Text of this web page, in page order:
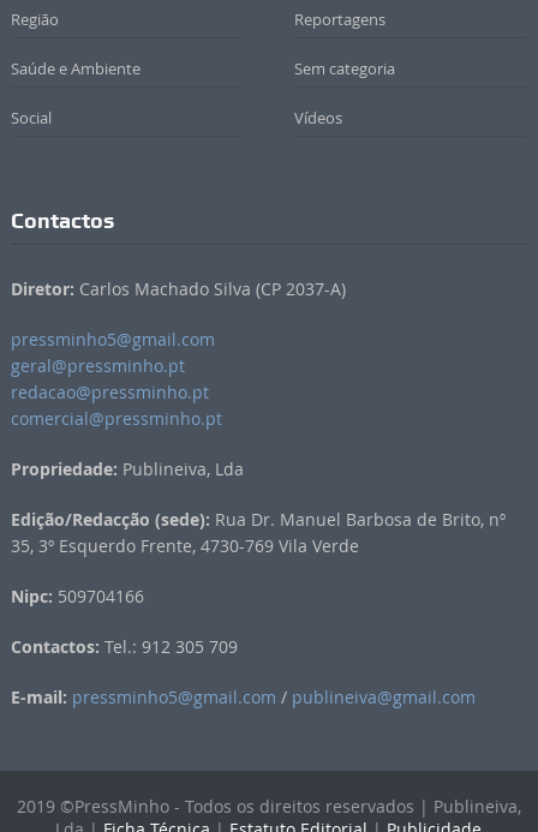
Região Reportagens
Saúde e Ambiente Sem categoria
Social Vídeos
Contactos
Diretor: Carlos Machado Silva (CP 2037-A)
pressminho5@gmail.com
geral@pressminho.pt
redacao@pressminho.pt
comercial@pressminho.pt
Propriedade: Publineiva, Lda
Edição/Redacção (sede): Rua Dr. Manuel Barbosa de Brito, nº
35, 3º Esquerdo Frente, 4730-769 Vila Verde
Nipc: 509704166
Contactos: Tel.: 912 305 709
E-mail: pressminho5@gmail.com / publineiva@gmail.com
2019 ©PressMinho - Todos os direitos reservados | Publineiva,